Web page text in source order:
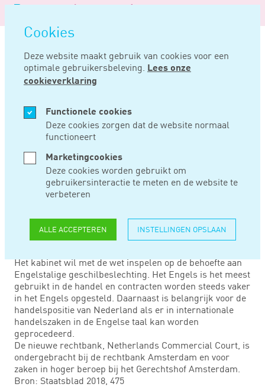
overslaan
Cookies
Deze website maakt gebruik van cookies voor een
optimale gebruikersbeleving. Lees onze
cookieverklaring
Functionele cookies
Deze cookies zorgen dat de website normaal
functioneert
Marketingcookies
Deze cookies worden gebruikt om
gebruikersinteractie te meten en de website te
verbeteren
ALLE ACCEPTEREN INSTELLINGEN OPSLAAN
Logo
Noord
Negentig
Home Nieuws Procederen in het engels
JAN 03, 2019
PROCEDEREN IN
HET ENGELS
handelsconflicten bij de internationale handelskamers
van de rechtbank Amsterdam en het gerechtshof
Het kabinet wil met de wet inspelen op de behoefte aan
Engelstalige geschilbeslechting. Het Engels is het meest
gebruikt in de handel en contracten worden steeds vaker
in het Engels opgesteld. Daarnaast is belangrijk voor de
handelspositie van Nederland als er in internationale
handelszaken in de Engelse taal kan worden
geprocedeerd.
De nieuwe rechtbank, Netherlands Commercial Court, is
ondergebracht bij de rechtbank Amsterdam en voor
zaken in hoger beroep bij het Gerechtshof Amsterdam.
Bron: Staatsblad 2018, 475